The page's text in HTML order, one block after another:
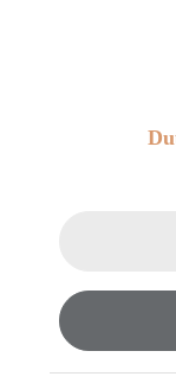
Linsuvökvi
Augndropar/
Augnhvílur